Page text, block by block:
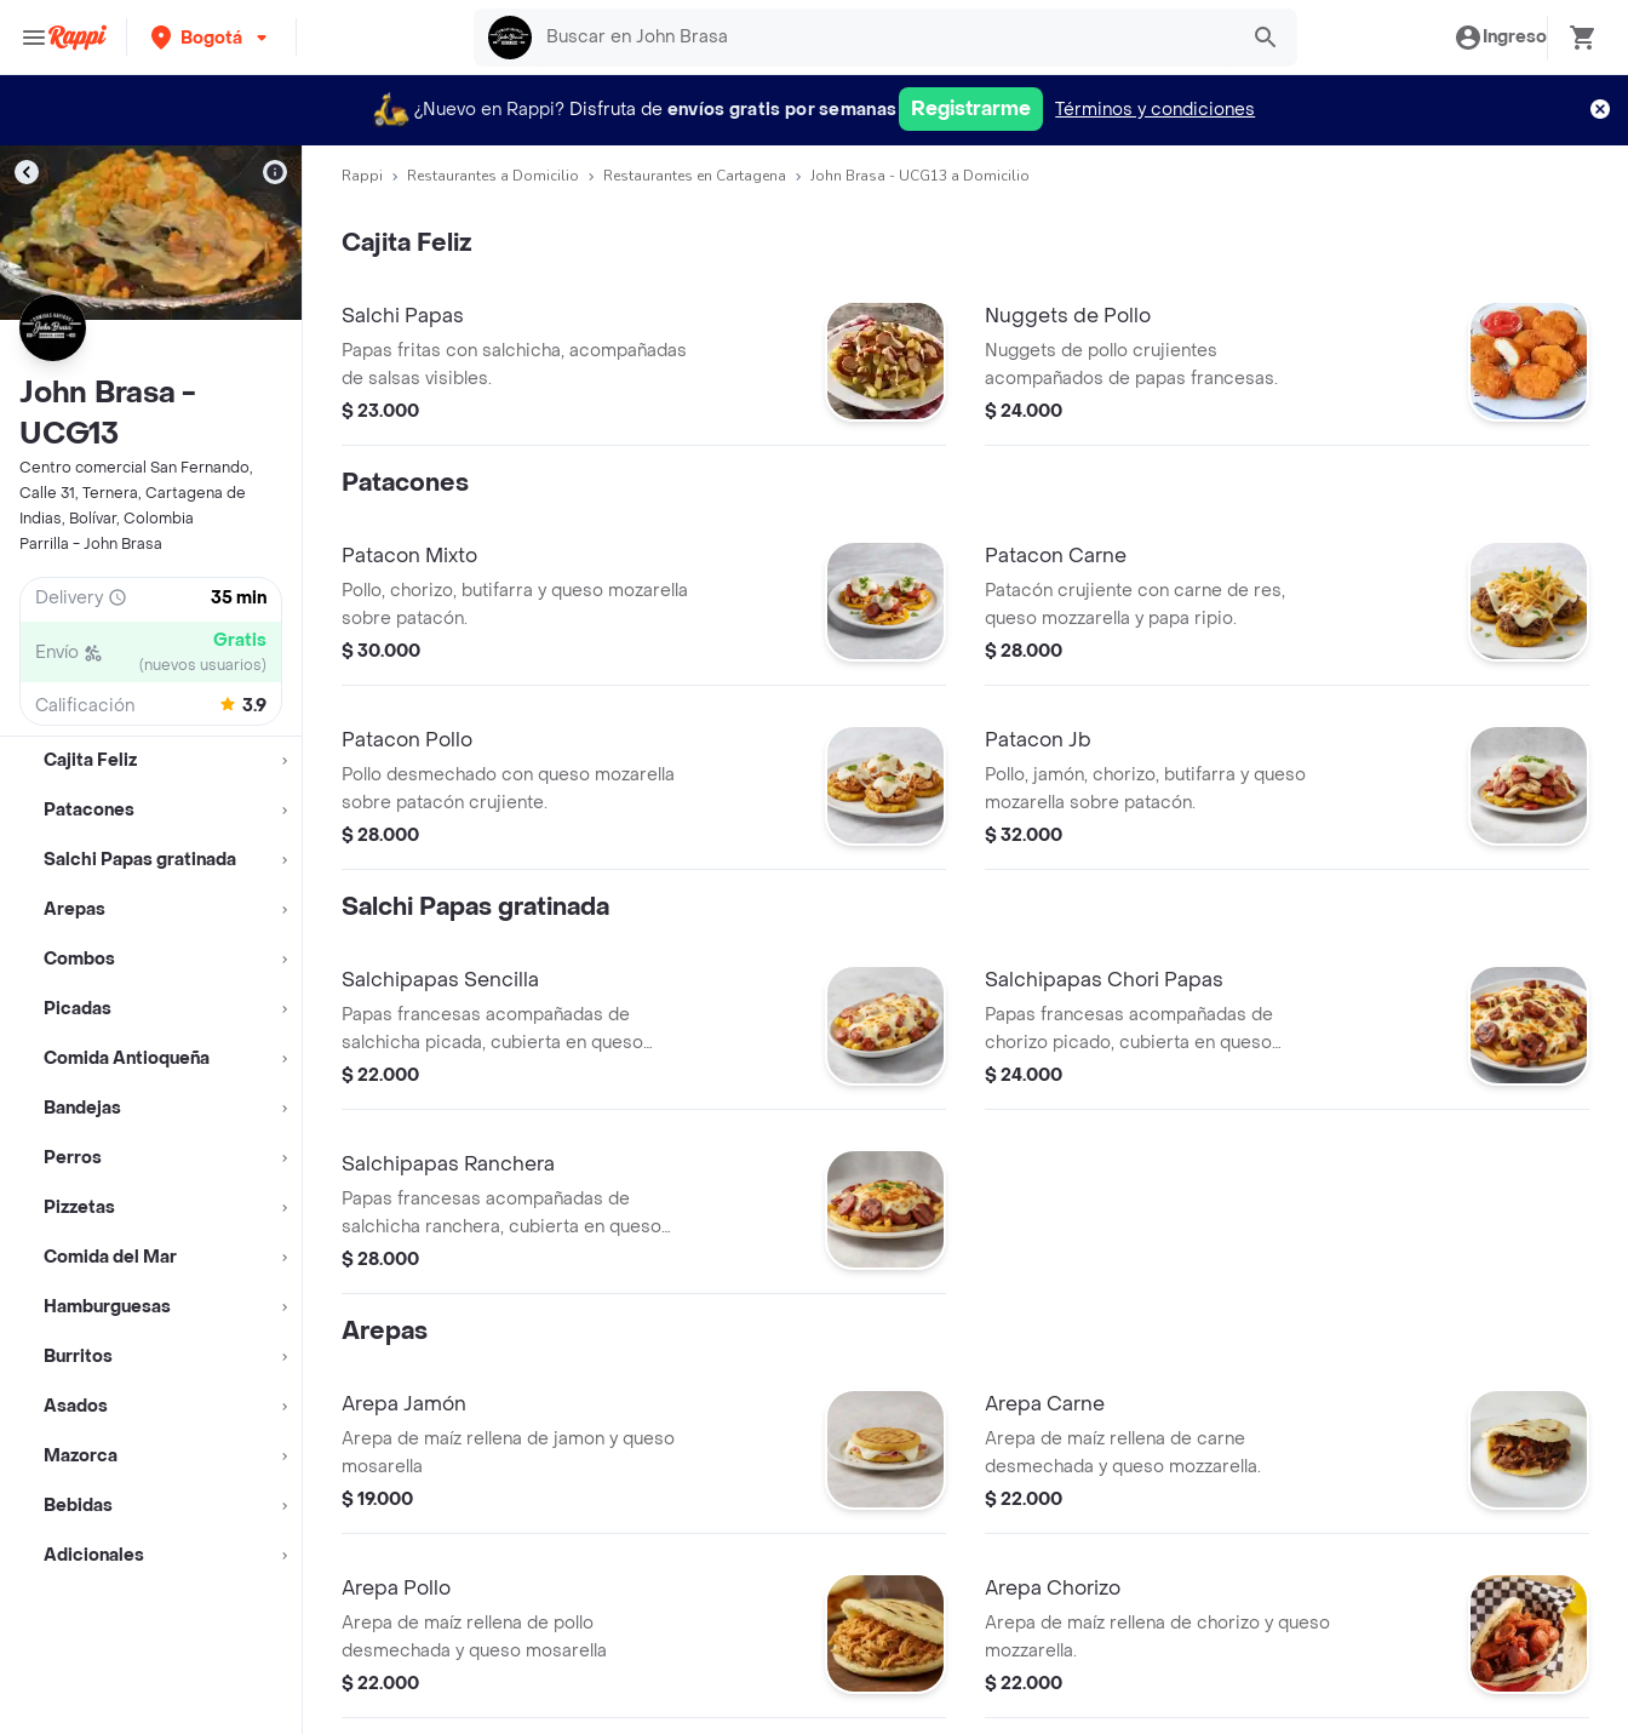
Bogotá Ingreso
¿Nuevo en Rappi? Disfruta de envíos gratis por semanas Registrarme Términos y condiciones
John Brasa -
UCG13
Centro comercial San Fernando,
Calle 31, Ternera, Cartagena de
Indias, Bolívar, Colombia
Parrilla - John Brasa
Delivery 35 min
Envío Gratis
(nuevos usuarios)
Calificación 3.9
Cajita Feliz
Patacones
Salchi Papas gratinada
Arepas
Combos
Picadas
Comida Antioqueña
Bandejas
Perros
Pizzetas
Comida del Mar
Hamburguesas
Burritos
Asados
Mazorca
Bebidas
Adicionales
Rappi Restaurantes a Domicilio Restaurantes en Cartagena John Brasa - UCG13 a Domicilio
Cajita Feliz
Salchi Papas
Papas fritas con salchicha, acompañadas
de salsas visibles.
$ 23.000
Nuggets de Pollo
Nuggets de pollo crujientes
acompañados de papas francesas.
$ 24.000
Patacones
Patacon Mixto
Pollo, chorizo, butifarra y queso mozarella
sobre patacón.
$ 30.000
Patacon Carne
Patacón crujiente con carne de res,
queso mozzarella y papa ripio.
$ 28.000
Patacon Pollo
Pollo desmechado con queso mozarella
sobre patacón crujiente.
$ 28.000
Patacon Jb
Pollo, jamón, chorizo, butifarra y queso
mozarella sobre patacón.
$ 32.000
Salchi Papas gratinada
Salchipapas Sencilla
Papas francesas acompañadas de
salchicha picada, cubierta en queso
mozarella
$ 22.000
Salchipapas Chori Papas
Papas francesas acompañadas de
chorizo picado, cubierta en queso
mozarella
$ 24.000
Salchipapas Ranchera
Papas francesas acompañadas de
salchicha ranchera, cubierta en queso
mozarella
$ 28.000
Arepas
Arepa Jamón
Arepa de maíz rellena de jamon y queso
mosarella
$ 19.000
Arepa Carne
Arepa de maíz rellena de carne
desmechada y queso mozzarella.
$ 22.000
Arepa Pollo
Arepa de maíz rellena de pollo
desmechada y queso mosarella
$ 22.000
Arepa Chorizo
Arepa de maíz rellena de chorizo y queso
mozzarella.
$ 22.000